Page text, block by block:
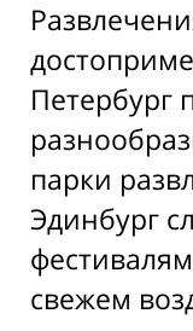
Петербург
парки
Эдинбург
свежем